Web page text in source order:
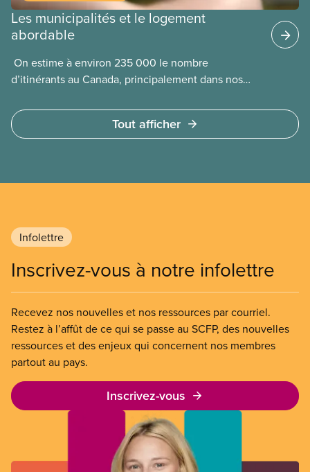
Les municipalités et le logement
abordable
​ On estime à environ 235 000 le nombre
d’itinérants au Canada, principalement dans nos
d’hypothèques et de logement (SCHL) estime
qu’un nombre beaucoup plus élevé, soit 1,7 million
Tout afficher
Infolettre
Inscrivez-vous à notre infolettre
Recevez nos nouvelles et nos ressources par courriel.
Restez à l’affût de ce qui se passe au SCFP, des nouvelles
ressources et des enjeux qui concernent nos membres
partout au pays.
Inscrivez-vous